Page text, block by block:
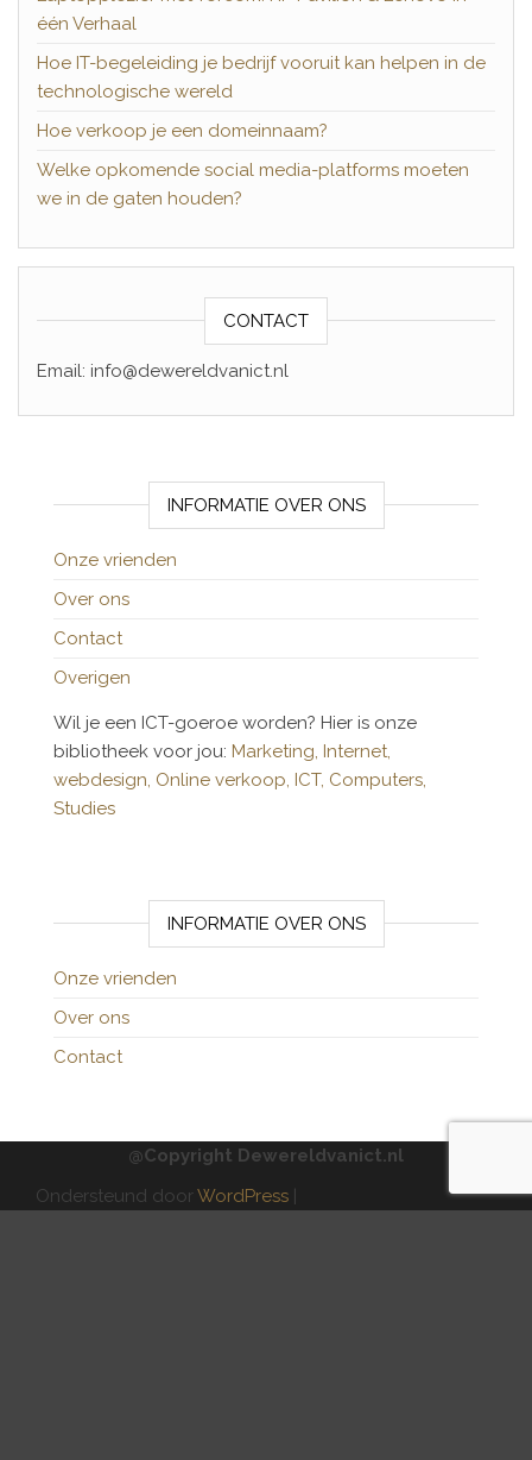
één Verhaal
Hoe IT-begeleiding je bedrijf vooruit kan helpen in de
technologische wereld
Hoe verkoop je een domeinnaam?
Welke opkomende social media-platforms moeten
we in de gaten houden?
CONTACT
Email: info@dewereldvanict.nl
INFORMATIE OVER ONS
Onze vrienden
Over ons
Contact
Overigen
Wil je een ICT-goeroe worden? Hier is onze
bibliotheek voor jou: Marketing, Internet,
webdesign, Online verkoop, ICT, Computers,
Studies
INFORMATIE OVER ONS
Onze vrienden
Over ons
Contact
@Copyright Dewereldvanict.nl
Ondersteund doorWordPress